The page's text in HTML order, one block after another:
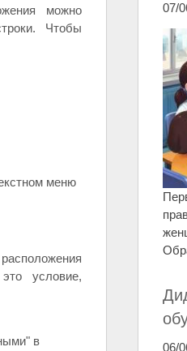
можно
Чтобы
меню
условие,
в
07/
06/